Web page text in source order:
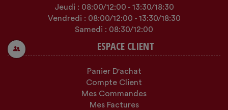
Jeudi : 08:00/12:00 - 13:30/18:30
Vendredi : 08:00/12:00 - 13:30/18:30
Samedi : 08:30/12:00
ESPACE CLIENT
Panier D'achat
Compte Client
Mes Commandes
Mes Factures